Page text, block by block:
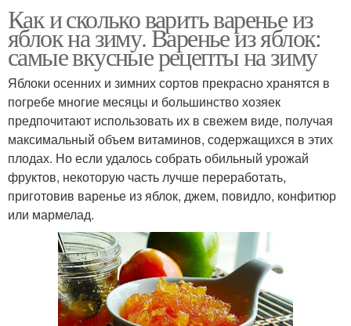
Как и сколько варить варенье из
яблок на зиму. Варенье из яблок:
самые вкусные рецепты на зиму
Яблоки осенних и зимних сортов прекрасно хранятся в
погребе многие месяцы и большинство хозяек
предпочитают использовать их в свежем виде, получая
максимальный объем витаминов, содержащихся в этих
плодах. Но если удалось собрать обильный урожай
фруктов, некоторую часть лучше переработать,
приготовив варенье из яблок, джем, повидло, конфитюр
или мармелад.